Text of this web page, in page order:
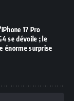
17 Pro
se dévoile ; le
énorme surprise